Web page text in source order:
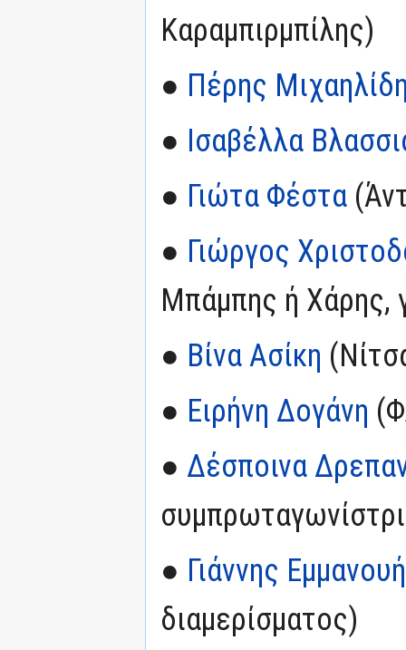
Καραμπιρμπίλης)
● Πέρης
● Ισαβέλλα
● Γιώτα Φέστα
● Γιώργος
Μπάμπης ή Χάρης,
● Βίνα Ασίκη
● Ειρήνη Δογάνη
● Δέσποινα
● Γιάννης
διαμερίσματος)